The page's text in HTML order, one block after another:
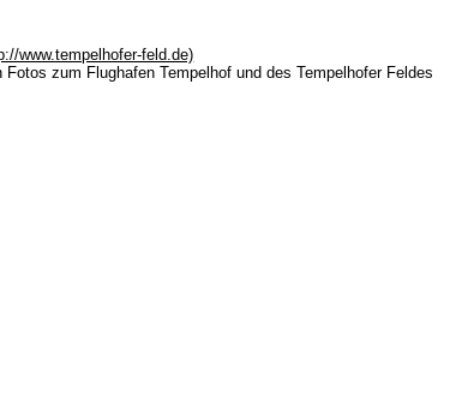
www.tempelhofer-feld.de)
zum Flughafen Tempelhof und des Tempelhofer Feldes